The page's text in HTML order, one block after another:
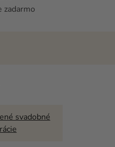
zadarmo
svadobné